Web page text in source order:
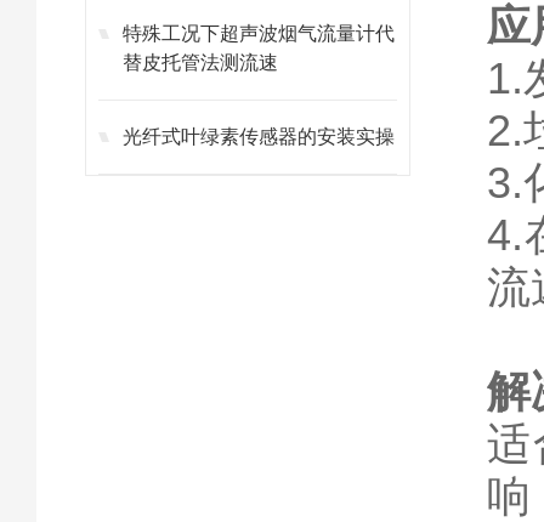
特殊工况下超声波烟气流量计代
替皮托管法测流速
光纤式叶绿素传感器的安装实操
应
1.
2.
3.
4.
流
解
适
响